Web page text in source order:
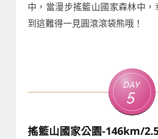
中，當漫步搖籃山國家森林中
到這難得一見圓滾滾袋熊哦！
Day
5
搖籃山國家公園-146km/